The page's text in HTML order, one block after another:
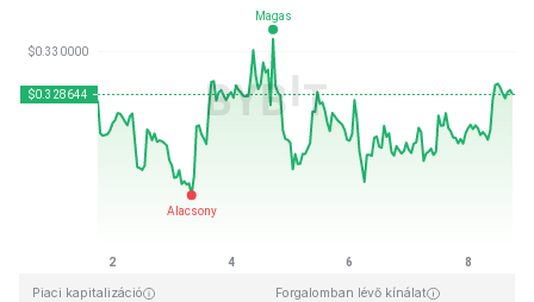
Utolsó frissítés: 2026-08-08, 18:08 GMT+0
€0.431288 €0.001804
Piaci kapitalizáció Forgalomban lévő kínálat